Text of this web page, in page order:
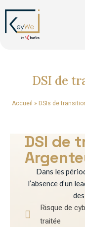
DSI de
Accueil » DSIs de
DSI de
Dans les
l’absence d’un
Risque de
traitée